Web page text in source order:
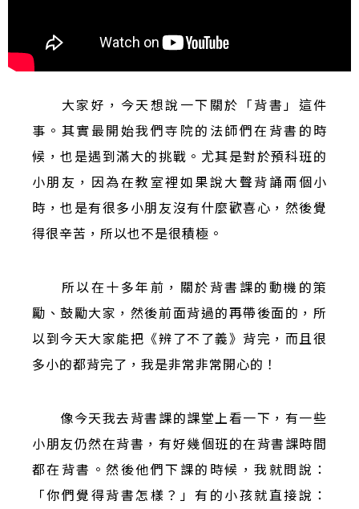
大家好，今天想說一下關於「背書」這件
事。其實最開始我們寺院的法師們在背書的時
候，也是遇到滿大的挑戰。尤其是對於預科班的
小朋友，因為在教室裡如果說大聲背誦兩個小
時，也是有很多小朋友沒有什麼歡喜心，然後覺
得很辛苦，所以也不是很積極。
所以在十多年前，關於背書課的動機的策
勵、鼓勵大家，然後前面背過的再帶後面的，所
以到今天大家能把《辨了不了義》背完，而且很
多小的都背完了，我是非常非常開心的！
像今天我去背書課的課堂上看一下，有一些
小朋友仍然在背書，有好幾個班的在背書課時間
都在背書。然後他們下課的時候，我就問說：
「你們覺得背書怎樣？」有的小孩就直接說：